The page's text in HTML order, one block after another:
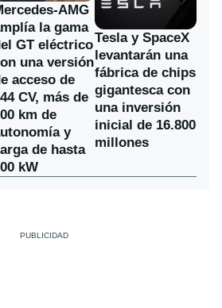
AMG
la gama
GT eléctrico
una versión
acceso de
CV, más de
km de
y
de hasta
kW
Tesla y SpaceX
levantarán una
fábrica de chips
gigantesca con
una inversión
inicial de 16.800
millones